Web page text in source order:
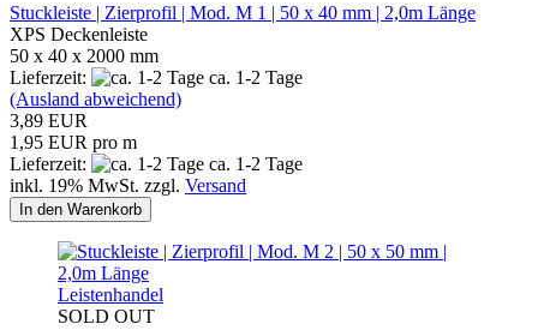
Stuckleiste | Zierprofil | Mod. M 1 | 50 x 40 mm | 2,0m Länge
XPS Deckenleiste
50 x 40 x 2000 mm
Lieferzeit:
ca. 1-2 Tage
(Ausland abweichend)
3,89 EUR
1,95 EUR pro m
Lieferzeit:
ca. 1-2 Tage
inkl. 19% MwSt. zzgl. Versand
In den Warenkorb
Leistenhandel
SOLD OUT